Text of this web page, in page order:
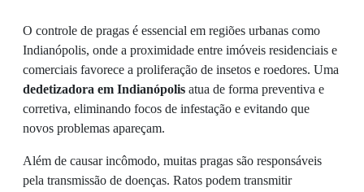
O controle de pragas é essencial em regiões urbanas como
Indianópolis, onde a proximidade entre imóveis residenciais e
comerciais favorece a proliferação de insetos e roedores. Uma
dedetizadora em Indianópolis atua de forma preventiva e
corretiva, eliminando focos de infestação e evitando que
novos problemas apareçam.
Além de causar incômodo, muitas pragas são responsáveis
pela transmissão de doenças. Ratos podem transmitir